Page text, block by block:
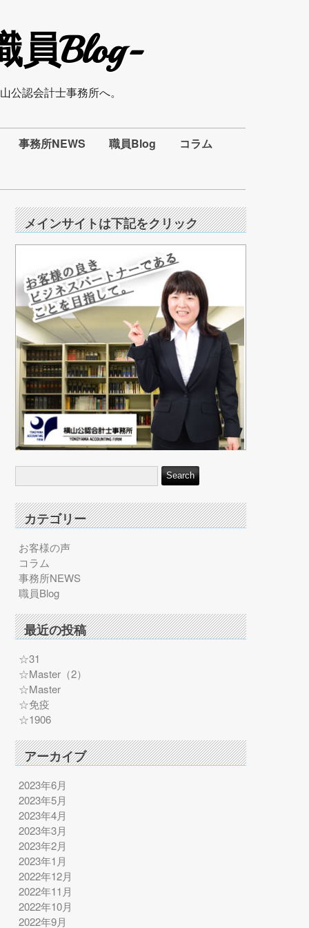
Blog-
認会計士事務所へ。
事務所NEWS 職員Blog コラム
メインサイトは下記をクリック
カテゴリー
お客様の声
コラム
事務所NEWS
職員Blog
最近の投稿
☆31
☆Master（2）
☆Master
☆免疫
☆1906
アーカイブ
2023年6月
2023年5月
2023年4月
2023年3月
2023年2月
2023年1月
2022年12月
2022年11月
2022年10月
2022年9月